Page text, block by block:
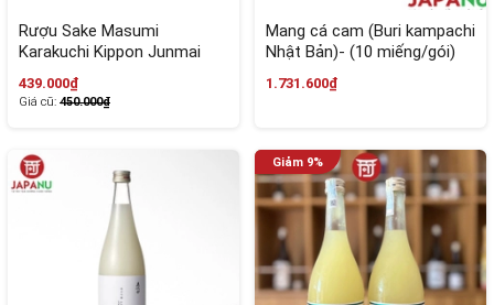
Rượu Sake Masumi
Karakuchi Kippon Junmai
Ginjo 15% Nhật Bản
439.000₫
Giá cũ: 450.000₫
Mang cá cam (Buri kampachi
Nhật Bản)- (10 miếng/gói)
1.731.600₫